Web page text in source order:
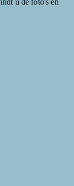
u de foto's en